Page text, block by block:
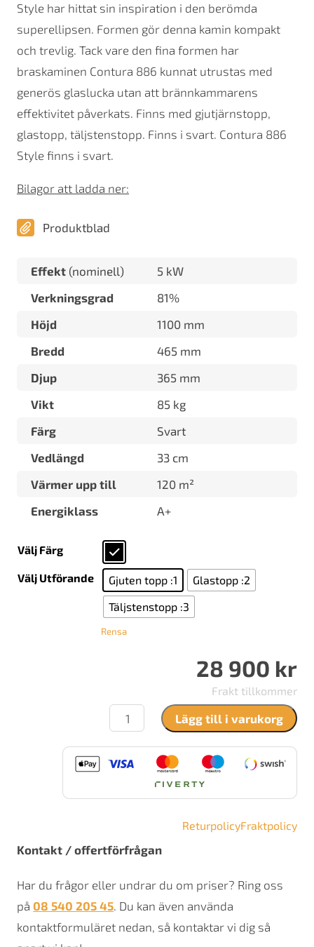
Style har hittat sin inspiration i den berömda
superellipsen. Formen gör denna kamin kompakt
och trevlig. Tack vare den fina formen har
braskaminen Contura 886 kunnat utrustas med
generös glaslucka utan att brännkammarens
effektivitet påverkats. Finns med gjutjärnstopp,
glastopp, täljstenstopp. Finns i svart. Contura 886
Style finns i svart.
Bilagor att ladda ner:
Produktblad
Effekt (nominell)
5 kW
Verkningsgrad
81%
Höjd
1100 mm
Bredd
465 mm
Djup
365 mm
Vikt
85 kg
Färg
Svart
Vedlängd
33 cm
Värmer upp till
120 m²
Energiklass
A+
Välj Färg
Välj Utförande Gjuten topp :1
Glastopp :2
Täljstenstopp :3
Rensa
28 900 kr
Frakt tillkommer
Contura
886
mängd
Lägg till i varukorg
ReturpolicyFraktpolicy
Kontakt / offertförfrågan
Har du frågor eller undrar du om priser? Ring oss
på 08 540 205 45. Du kan även använda
kontaktformuläret nedan, så kontaktar vi dig så